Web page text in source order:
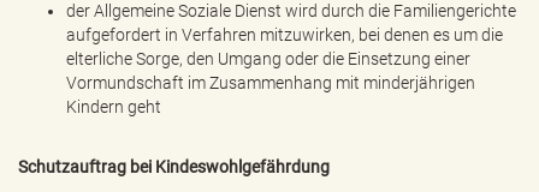
der Allgemeine Soziale Dienst wird durch die Familiengerichte
aufgefordert in Verfahren mitzuwirken, bei denen es um die
elterliche Sorge, den Umgang oder die Einsetzung einer
Vormundschaft im Zusammenhang mit minderjährigen
Kindern geht
Schutzauftrag bei Kindeswohlgefährdung